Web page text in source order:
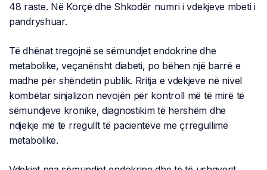
48 raste. Në Korçë dhe Shkodër numri i vdekjeve mbeti i
pandryshuar.
Të dhënat tregojnë se sëmundjet endokrine dhe
metabolike, veçanërisht diabeti, po bëhen një barrë e
madhe për shëndetin publik. Rritja e vdekjeve në nivel
kombëtar sinjalizon nevojën për kontroll më të mirë të
sëmundjeve kronike, diagnostikim të hershëm dhe
ndjekje më të rregullt të pacientëve me çrregullime
metabolike.